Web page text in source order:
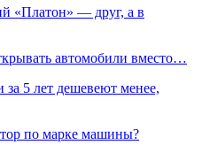
«Платон» — друг, а в
автомобили вместо…
5 лет дешевеют менее,
по марке машины?